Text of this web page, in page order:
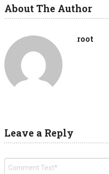
About The Author
root
Leave a Reply